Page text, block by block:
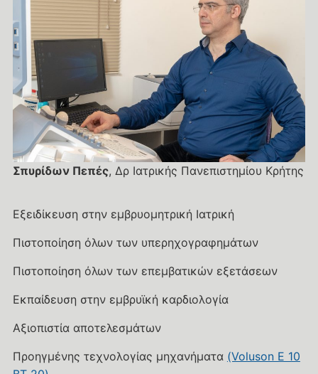
Σπυρίδων Πεπές, Δρ Ιατρικής Πανεπιστημίου Κρήτης
Εξειδίκευση στην εμβρυομητρική Ιατρική
Πιστοποίηση όλων των υπερηχογραφημάτων
Πιστοποίηση όλων των επεμβατικών εξετάσεων
Εκπαίδευση στην εμβρυϊκή καρδιολογία
Αξιοπιστία αποτελεσμάτων
Προηγμένης τεχνολογίας μηχανήματα (Voluson E 10